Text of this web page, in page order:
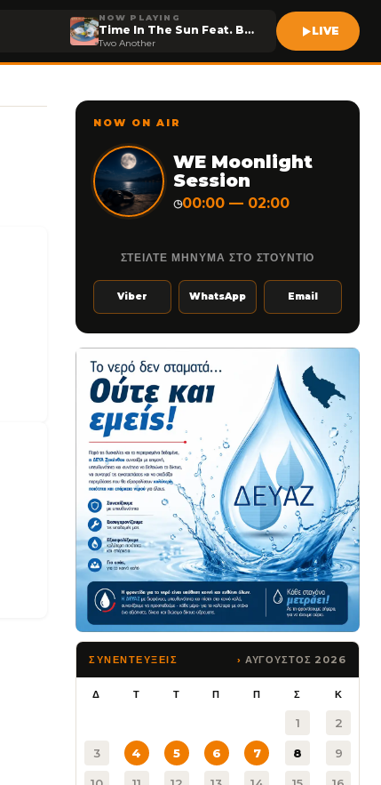
NOW PLAYING
Time In The Sun Feat. Bon Entendeur
Two Another
LIVE
NOW ON AIR
WE Moonlight
Session
◷00:00 — 02:00
ΣΤΕΙΛΤΕ ΜΗΝΥΜΑ ΣΤΟ ΣΤΟΥΝΤΙΟ
Viber WhatsApp Email
ΣΥΝΕΝΤΕΥΞΕΙΣ ΑΥΓΟΥΣΤΟΣ 2026
Δ Τ Τ Π Π Σ Κ
1 2
3 4 5 6 7 8 9